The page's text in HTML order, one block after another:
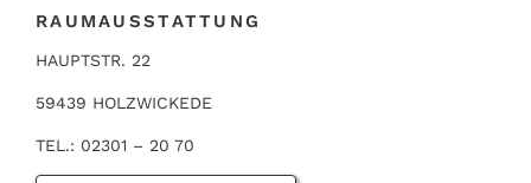
RAUMAUSSTATTUNG
HAUPTSTR. 22
59439 HOLZWICKEDE
TEL.: 02301 – 20 70